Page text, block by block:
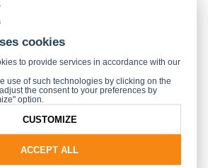
това, съвместимостта на
за PVC и дървени
улеснява и ускорява
панти има специален
триенето и
докато
без добавяне на
осигурява комфорт и
крайния потребител.
така се адаптира към
cookies
to provide services in accordance with our
use of such technologies by clicking on the
the consent to your preferences by
option.
ACCEPT ALL
CUSTOMIZE